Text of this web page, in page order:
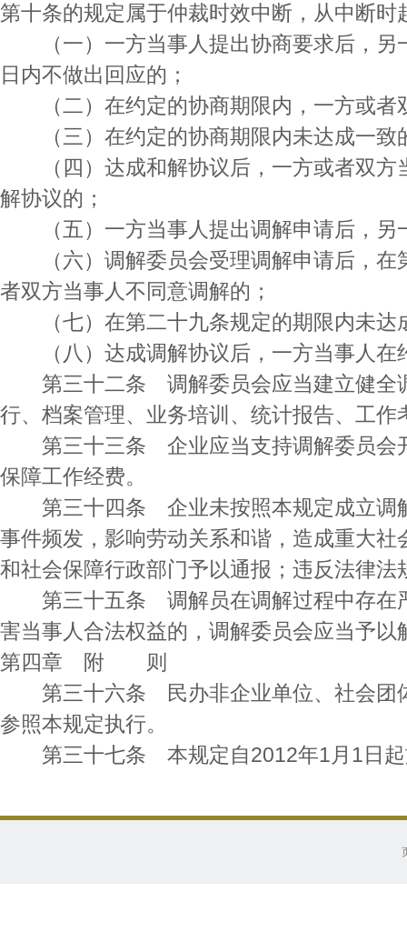
第十条的规定属于仲裁时效中断，从中断
（一）一方当事人提出协商要求后，另
日内不做出回应的；
（二）在约定的协商期限内，一方或者
（三）在约定的协商期限内未达成一致
（四）达成和解协议后，一方或者双方
解协议的；
（五）一方当事人提出调解申请后，另
（六）调解委员会受理调解申请后，在
者双方当事人不同意调解的；
（七）在第二十九条规定的期限内未达
（八）达成调解协议后，一方当事人在
第三十二条 调解委员会应当建立健全
行、档案管理、业务培训、统计报告、工作
第三十三条 企业应当支持调解委员会
保障工作经费。
第三十四条 企业未按照本规定成立调
事件频发，影响劳动关系和谐，造成重大
和社会保障行政部门予以通报；违反法律
第三十五条 调解员在调解过程中存在
害当事人合法权益的，调解委员会应当予以
第四章 附 则
第三十六条 民办非企业单位、社会团
参照本规定执行。
第三十七条 本规定自2012年1月1日起